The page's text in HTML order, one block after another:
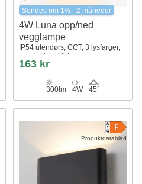
Sendes om 1½ - 2 måneder
4W Luna opp/ned
vegglampe
IP54 utendørs, CCT, 3 lysfarger,
sort, inkl. lyskilde
163 kr
300lm 4W 45°
Produktdatablad